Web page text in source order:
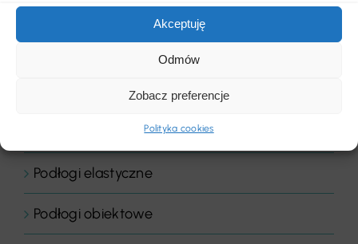
Akceptuję
Odmów
Zobacz preferencje
Polityka cookies
Płyty
Podłogi domowe
Podłogi drewniane
Podłogi elastyczne
Podłogi obiektowe